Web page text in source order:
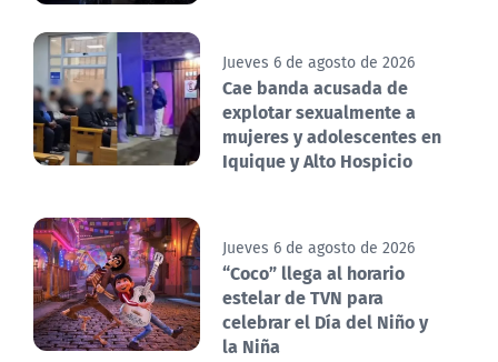
Jueves 6 de agosto de 2026
Cae banda acusada de
explotar sexualmente a
mujeres y adolescentes en
Iquique y Alto Hospicio
Jueves 6 de agosto de 2026
“Coco” llega al horario
estelar de TVN para
celebrar el Día del Niño y
la Niña